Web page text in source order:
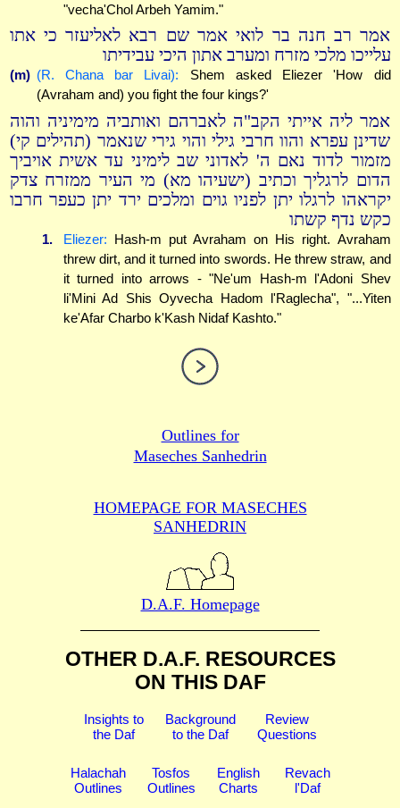
"vecha'Chol Arbeh Yamim."
אמר רב חנה בר לואי אמר שם רבא לאליעזר כי אתו
עלייכו מלכי מזרח ומערב אתון היכי עבידיתו
(m) (R. Chana bar Livai): Shem asked Eliezer 'How did
(Avraham and) you fight the four kings?'
אמר ליה אייתי הקב"ה לאברהם ואותביה מימיניה והוה
שדינן עפרא והוו חרבי גילי והוי גירי שנאמר (תהילים קי)
מזמור לדוד נאם ה' לאדוני שב לימיני עד אשית אויביך
הדום לרגליך וכתיב (ישעיהו מא) מי העיר ממזרח צדק
יקראהו לרגלו יתן לפניו גוים ומלכים ירד יתן כעפר חרבו
כקש נדף קשתו
1. Eliezer: Hash-m put Avraham on His right. Avraham
threw dirt, and it turned into swords. He threw straw, and
it turned into arrows - "Ne'um Hash-m l'Adoni Shev
li'Mini Ad Shis Oyvecha Hadom l'Raglecha", "...Yiten
ke'Afar Charbo k'Kash Nidaf Kashto."
Outlines for
Maseches Sanhedrin
HOMEPAGE FOR MASECHES
SANHEDRIN
D.A.F. Homepage
OTHER D.A.F. RESOURCES
ON THIS DAF
Insights to
the Daf
Background
to the Daf
Review
Questions
Halachah
Outlines
Tosfos
Outlines
English
Charts
Revach
l'Daf